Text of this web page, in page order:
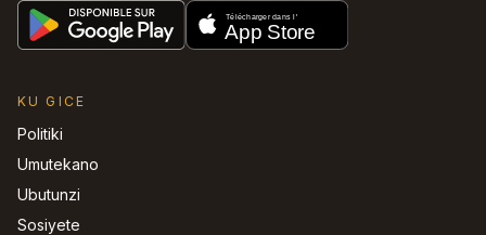
KU GICE
Politiki
Umutekano
Ubutunzi
Sosiyete